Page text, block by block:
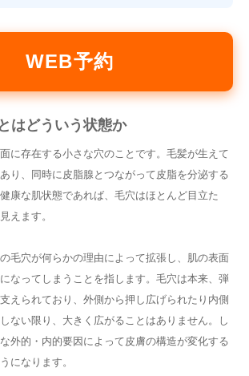
WEB予約
はどういう状態か
に存在する小さな穴のことです。毛髪が生えて
り、同時に皮脂腺とつながって皮脂を分泌する
康な肌状態であれば、毛穴はほとんど目立た
えます。
毛穴が何らかの理由によって拡張し、肌の表面
なってしまうことを指します。毛穴は本来、弾
えられており、外側から押し広げられたり内側
ない限り、大きく広がることはありません。し
外的・内的要因によって皮膚の構造が変化する
になります。